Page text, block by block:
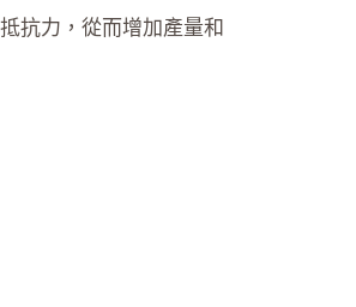
抗力，從而增加產量和